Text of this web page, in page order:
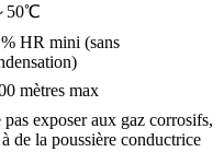
50℃
HR mini (sans
mètres max
pas exposer aux gaz corrosifs,
de la poussière conductrice